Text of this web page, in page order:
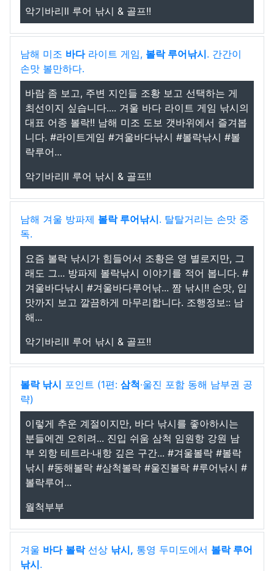
악기바리ll 루어 낚시 & 골프!!
남해 미조 바다라이트 게임, 볼락 루어낚시. 간간이
손맛 볼만하다.
바람 좀 보고, 주변 지인들 조황 보고 선택하는 게
최선이지 싶습니다.... 겨울 바다 라이트 게임 낚시의
대표 어종 볼락!! 남해 미조 도보 갯바위에서 즐겨봅
니다. #라이트게임 #겨울바다낚시 #볼락낚시 #볼
락루어...
악기바리ll 루어 낚시 & 골프!!
남해 겨울 방파제 볼락 루어낚시. 탈탈거리는 손맛 중
독.
요즘 볼락 낚시가 힘들어서 조황은 영 별로지만, 그
래도 그... 방파제 볼락낚시 이야기를 적어 봅니다. #
겨울바다낚시 #겨울바다루어낚... 짬 낚시!! 손맛, 입
맛까지 보고 깔끔하게 마무리합니다. 조행정보:: 남
해...
악기바리ll 루어 낚시 & 골프!!
볼락 낚시 포인트 (1편: 삼척·울진 포함 동해 남부권 공
략)
이렇게 추운 계절이지만, 바다 낚시를 좋아하시는
분들에겐 오히려... 진입 쉬움 삼척 임원항 강원 남
부 외항 테트라·내항 깊은 구간... #겨울볼락 #볼락
낚시 #동해볼락 #삼척볼락 #울진볼락 #루어낚시 #
볼락루어...
월척부부
겨울 바다 볼락선상 낚시, 통영 두미도에서 볼락 루어
낚시.